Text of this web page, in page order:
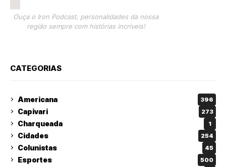
Ouça o Iron Podcast, personalidades da nossa
região sempre com histórias incríveis!
CATEGORIAS
Americana 396
Capivari 273
Charqueada 1
Cidades 254
Colunistas 45
Esportes 500